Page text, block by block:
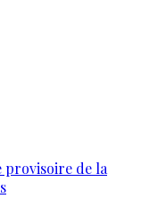
provisoire de la